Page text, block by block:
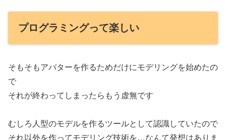
プログラミングって楽しい
そもそもアバターを作るためだけにモデリングを始めたの
で
それが終わってしまったらもう虚無です
むしろ人型のモデルを作るツールとして認識していたので
それ以外を作ってモデリング技術を…なんて発想はありま